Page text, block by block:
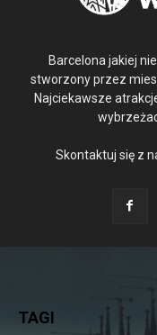
Barcelona jakiej
stworzony przez
Najciekawsze
Skontaktuj się z
TAGI